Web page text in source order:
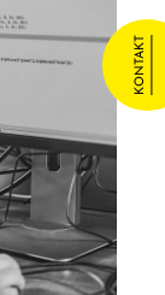
KONTAKT